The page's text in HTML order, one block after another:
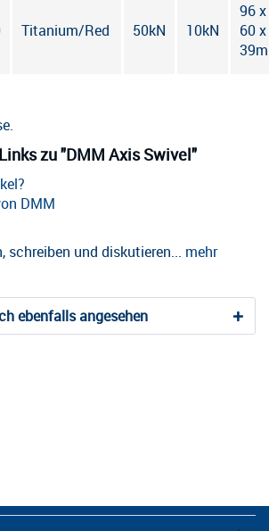
Titanium/Red 50kN 10kN
96 x
60 x
zu "DMM Axis Swivel"
DMM
schreiben und diskutieren... mehr
ebenfalls angesehen